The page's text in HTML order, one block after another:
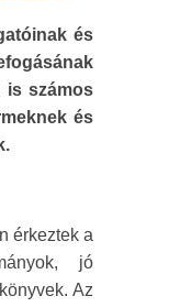
és
is számos
és
érkeztek a
jó
Az